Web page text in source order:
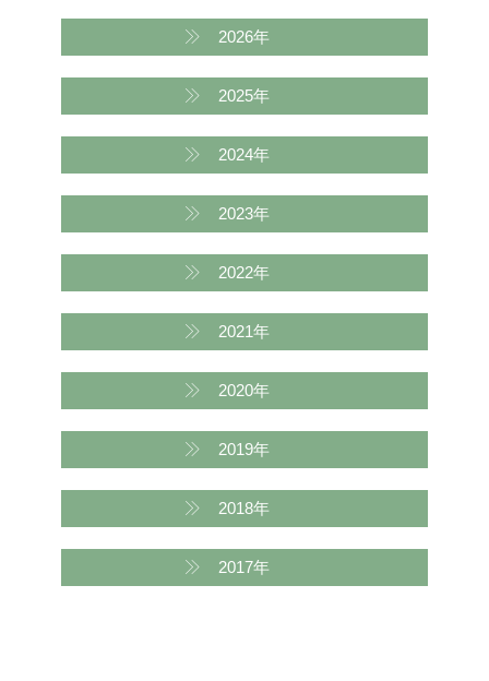
2026年
2025年
2024年
2023年
2022年
2021年
2020年
2019年
2018年
2017年